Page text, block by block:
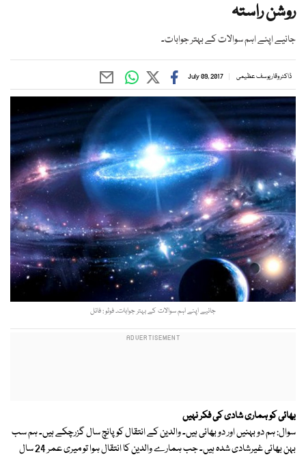
روشن راستہ
جانیے اپنے اہم سوالات کے بہتر جوابات۔
ڈاکٹر وقار یوسف عظیمی July 09, 2017
جانیے اپنے اہم سوالات کے بہتر جوابات۔ فوٹو : فائل
بھائی کو ہماری شادی کی فکر نہیں
سوال: ہم دو بہنیں اور دو بھائی ہیں۔ والدین کے انتقال کو پانچ سال گزرچکے ہیں۔ ہم سب
بہن بھائی غیرشادی شدہ ہیں۔ جب ہمارے والدین کا انتقال ہوا تو میری عمر 24 سال